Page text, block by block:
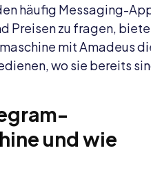
häufig Messaging-
Preisen zu fragen,
mit Amadeus
wo sie bereits
und wie